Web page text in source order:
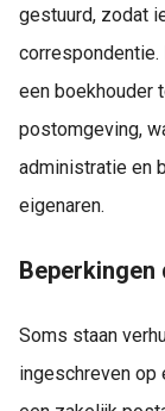
gestuurd, zodat
een boekhouder
postomgeving,
administratie en
eigenaren.
Soms staan
ingeschreven op